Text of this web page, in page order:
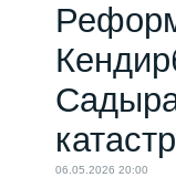
06.05.2026 20:00